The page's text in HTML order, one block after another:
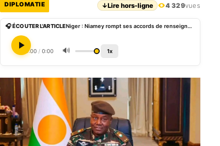
DIPLOMATIE ↓Lire hors-ligne 4 329vues
🎧 ÉCOUTER L'ARTICLE Niger : Niamey rompt ses accords de renseignement avec Moscou et Ankara
0:00 / 0:00 🔊 1x